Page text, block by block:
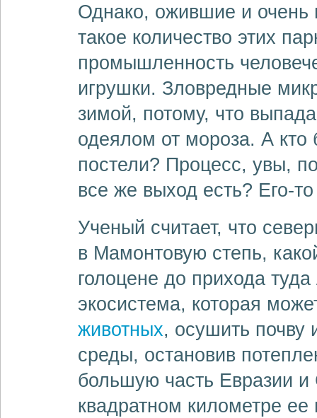
Однако, ожившие и очень
такое количество этих
промышленность
игрушки. Зловредные
зимой, потому, что
одеялом от мороза. А кто
постели? Процесс, увы,
все же выход есть? Его-
Ученый считает, что
в Мамонтовую степь,
голоцене до прихода
экосистема, которая
животных, осушить почву
среды, остановив
большую часть Евразии
квадратном километре